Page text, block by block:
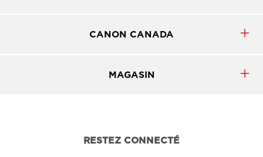
CANON CANADA
MAGASIN
RESTEZ CONNECTÉ